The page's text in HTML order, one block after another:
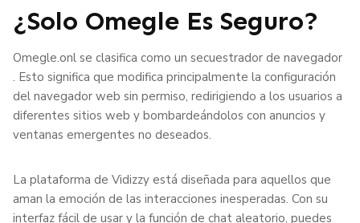
¿Solo Omegle Es Seguro?
Omegle.onl se clasifica como un secuestrador de navegador
. Esto significa que modifica principalmente la configuración
del navegador web sin permiso, redirigiendo a los usuarios a
diferentes sitios web y bombardeándolos con anuncios y
ventanas emergentes no deseados.
La plataforma de Vidizzy está diseñada para aquellos que
aman la emoción de las interacciones inesperadas. Con su
interfaz fácil de usar y la función de chat aleatorio, puedes